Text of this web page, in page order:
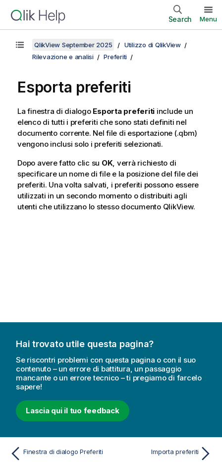
Search Menu
QlikView September 2025
Utilizzo di QlikView
Rilevazione e analisi
Preferiti
Esporta preferiti
La finestra di dialogo Esporta preferiti include un
elenco di tutti i preferiti che sono stati definiti nel
documento corrente. Nel file di esportazione (.qbm)
vengono inclusi solo i preferiti selezionati.
Dopo avere fatto clic su OK, verrà richiesto di
specificare un nome di file e la posizione del file dei
preferiti. Una volta salvati, i preferiti possono essere
utilizzati in un secondo momento o distribuiti agli
utenti che utilizzano lo stesso documento QlikView.
Hai trovato utile questa pagina?
Se riscontri problemi con questa pagina o con il suo
contenuto – un errore di battitura, un passaggio
mancante o un errore tecnico – ti pregiamo di farcelo
sapere!
Lascia qui il tuo feedback
Finestra di dialogo Preferiti Importa preferiti